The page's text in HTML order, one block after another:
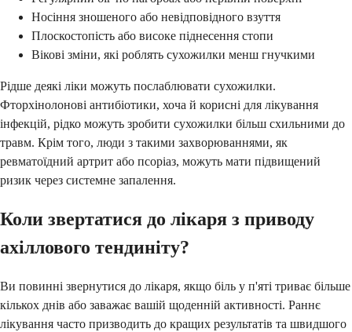
Носіння зношеного або невідповідного взуття
Плоскостопість або високе піднесення стопи
Вікові зміни, які роблять сухожилки менш гнучкими
Рідше деякі ліки можуть послаблювати сухожилки.
Фторхінолонові антибіотики, хоча й корисні для лікування
інфекцій, рідко можуть зробити сухожилки більш схильними до
травм. Крім того, люди з такими захворюваннями, як
ревматоїдний артрит або псоріаз, можуть мати підвищений
ризик через системне запалення.
Коли звертатися до лікаря з приводу
ахіллового тендиніту?
Ви повинні звернутися до лікаря, якщо біль у п'яті триває більше
кількох днів або заважає вашій щоденній активності. Раннє
лікування часто призводить до кращих результатів та швидшого